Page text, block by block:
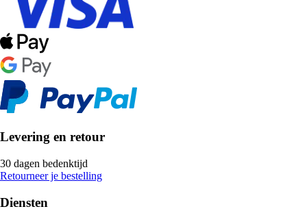
Levering en retour
30 dagen bedenktijd
Retourneer je bestelling
Diensten